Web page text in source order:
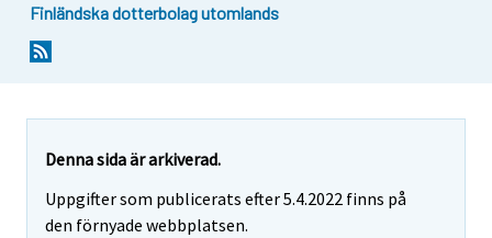
Finländska dotterbolag utomlands
Denna sida är arkiverad.
Uppgifter som publicerats efter 5.4.2022 finns på
den förnyade webbplatsen.